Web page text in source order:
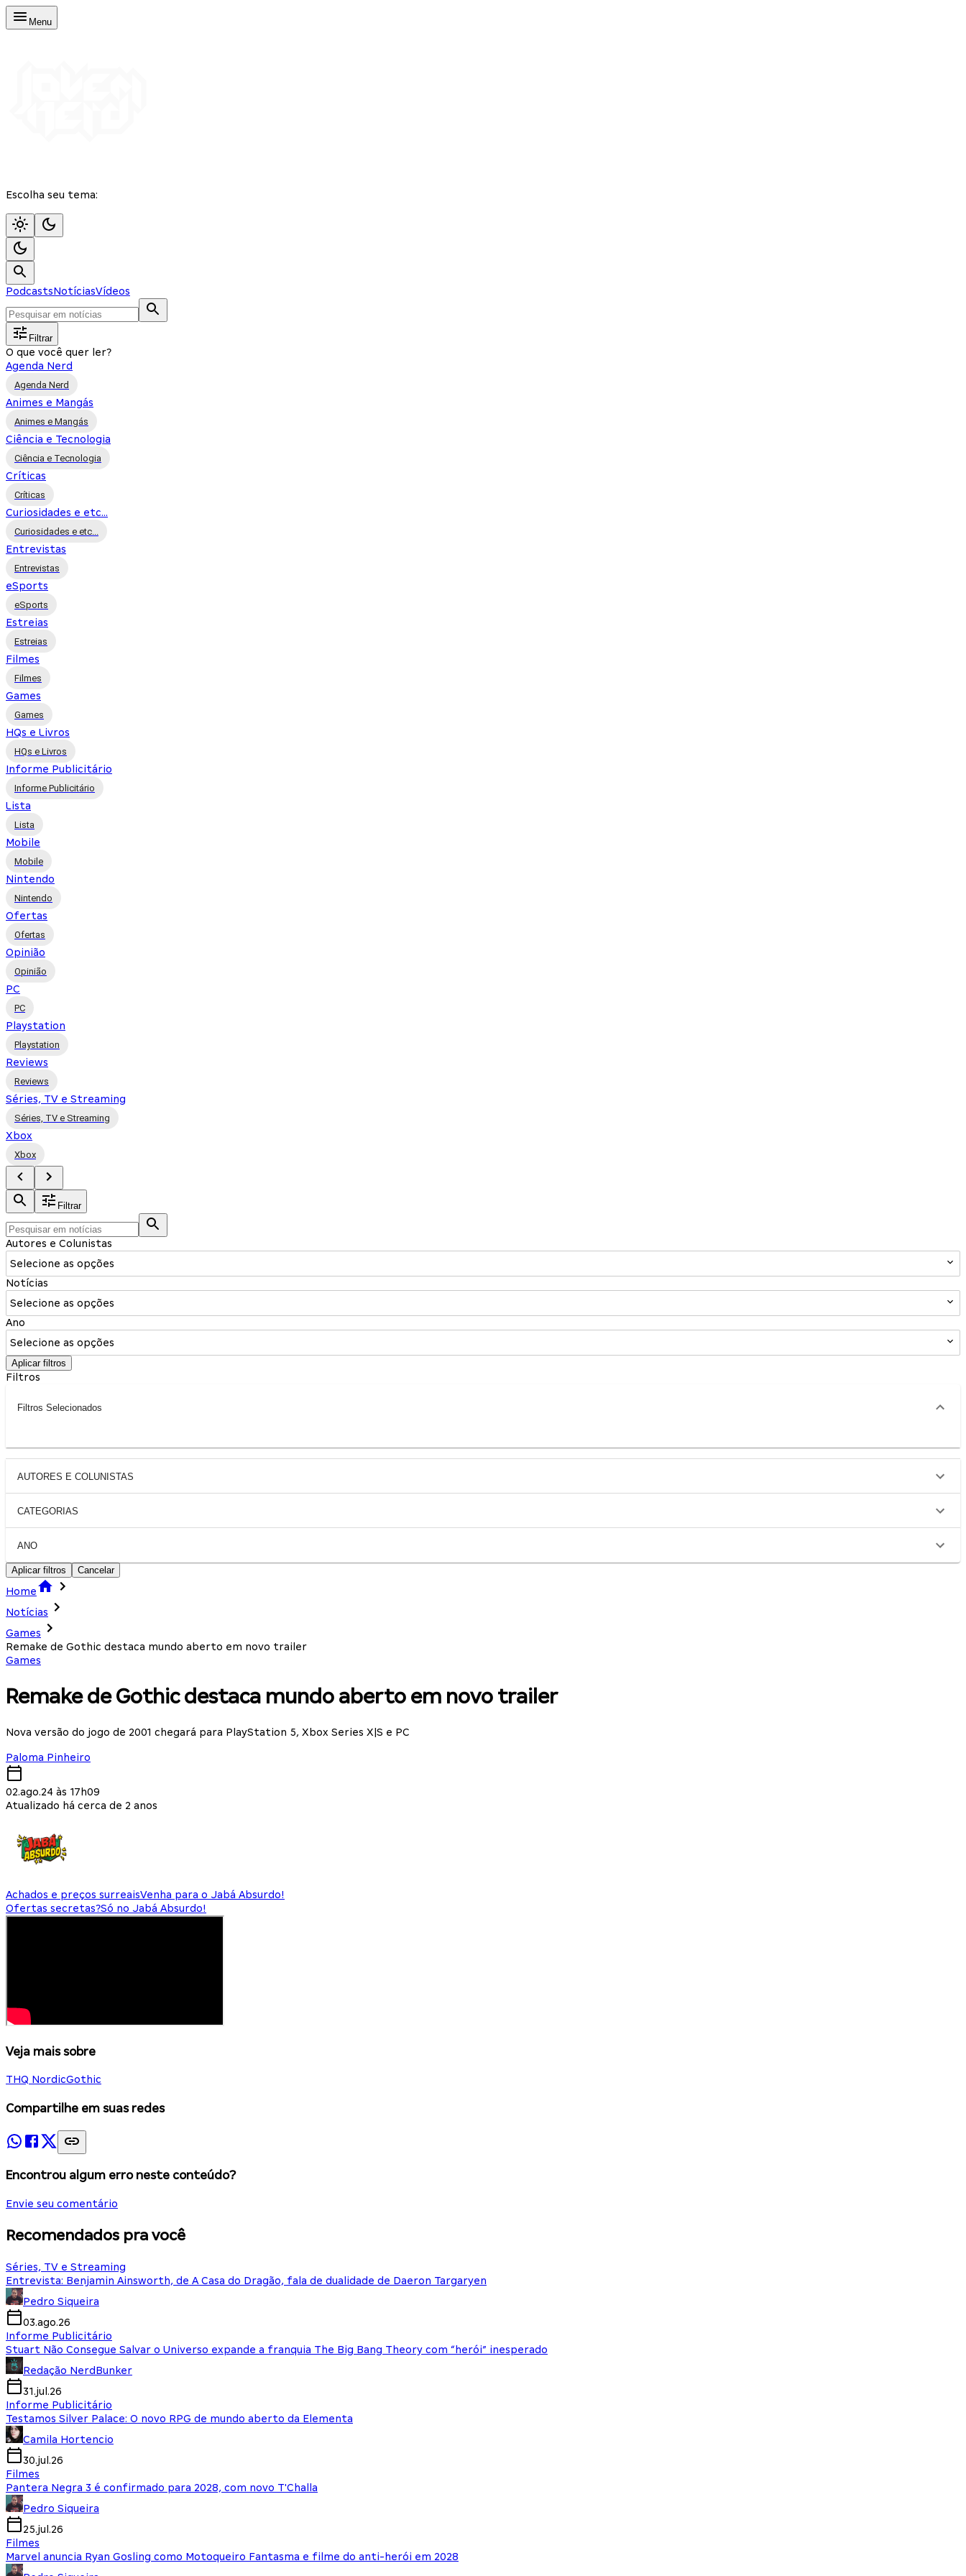
Menu
Escolha seu tema:
PodcastsNotíciasVídeos
Filtrar
O que você quer ler?
Agenda Nerd
Agenda Nerd
Animes e Mangás
Animes e Mangás
Ciência e Tecnologia
Ciência e Tecnologia
Críticas
Críticas
Curiosidades e etc...
Curiosidades e etc...
Entrevistas
Entrevistas
eSports
eSports
Estreias
Estreias
Filmes
Filmes
Games
Games
HQs e Livros
HQs e Livros
Informe Publicitário
Informe Publicitário
Lista
Lista
Mobile
Mobile
Nintendo
Nintendo
Ofertas
Ofertas
Opinião
Opinião
PC
PC
Playstation
Playstation
Reviews
Reviews
Séries, TV e Streaming
Séries, TV e Streaming
Xbox
Xbox
Filtrar
Autores e Colunistas
Selecione as opções
Notícias
Selecione as opções
Ano
Selecione as opções
Aplicar filtros
Filtros
Filtros Selecionados
AUTORES E COLUNISTAS
CATEGORIAS
ANO
Aplicar filtros Cancelar
Home
Notícias
Games
Remake de Gothic destaca mundo aberto em novo trailer
Games
Remake de Gothic destaca mundo aberto em novo trailer
Nova versão do jogo de 2001 chegará para PlayStation 5, Xbox Series X|S e PC
Paloma Pinheiro
02.ago.24 às 17h09
Atualizado há cerca de 2 anos
Achados e preços surreaisVenha para o Jabá Absurdo!
Ofertas secretas?Só no Jabá Absurdo!
Veja mais sobre
THQ NordicGothic
Compartilhe em suas redes
Encontrou algum erro neste conteúdo?
Envie seu comentário
Recomendados pra você
Séries, TV e Streaming
Entrevista: Benjamin Ainsworth, de A Casa do Dragão, fala de dualidade de Daeron Targaryen
Pedro Siqueira
03.ago.26
Informe Publicitário
Stuart Não Consegue Salvar o Universo expande a franquia The Big Bang Theory com “herói” inesperado
Redação NerdBunker
31.jul.26
Informe Publicitário
Testamos Silver Palace: O novo RPG de mundo aberto da Elementa
Camila Hortencio
30.jul.26
Filmes
Pantera Negra 3 é confirmado para 2028, com novo T'Challa
Pedro Siqueira
25.jul.26
Filmes
Marvel anuncia Ryan Gosling como Motoqueiro Fantasma e filme do anti-herói em 2028